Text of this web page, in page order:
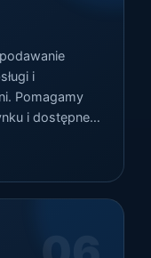
i
Pomagamy
i dostępnej